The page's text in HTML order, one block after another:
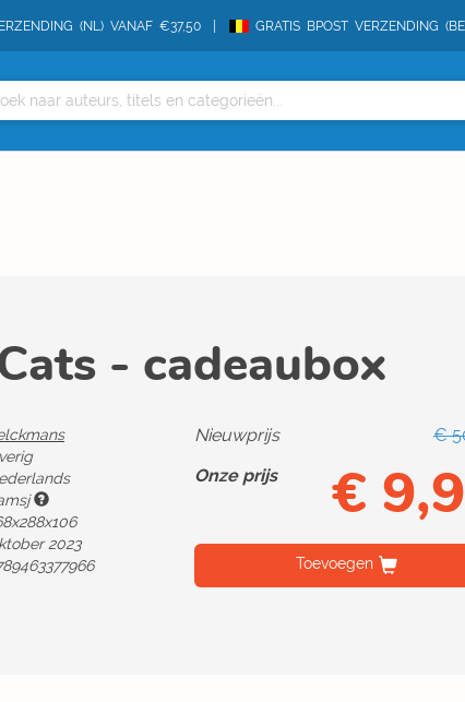
(NL) VANAF €37,50 GRATIS BPOST VERZENDING
- cadeaubox
2023
Nieuwprijs
€
Onze prijs
€
Toevoegen